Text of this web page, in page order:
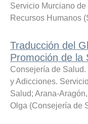
Servicio Murciano
Recursos Humanos (
Traducción del
Promoción de la
Consejería de
y Adicciones.
Salud; Arana-
Olga (Consejería de